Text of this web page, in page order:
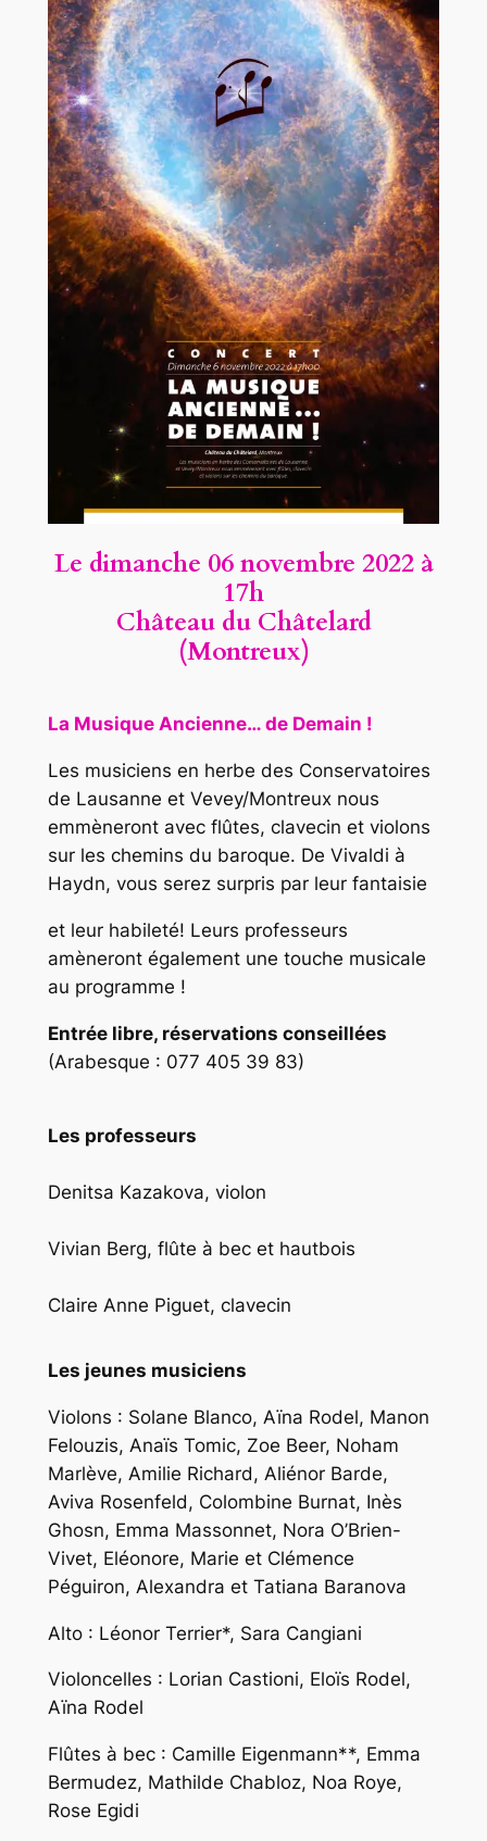
Le dimanche 06 novembre 2022 à
17h
Château du Châtelard
(Montreux)
La Musique Ancienne… de Demain !
Les musiciens en herbe des Conservatoires
de Lausanne et Vevey/Montreux nous
emmèneront avec flûtes, clavecin et violons
sur les chemins du baroque. De Vivaldi à
Haydn, vous serez surpris par leur fantaisie
et leur habileté! Leurs professeurs
amèneront également une touche musicale
au programme !
Entrée libre, réservations conseillées
(Arabesque : 077 405 39 83)
Les professeurs
Denitsa Kazakova, violon
Vivian Berg, flûte à bec et hautbois
Claire Anne Piguet, clavecin
Les jeunes musiciens
Violons : Solane Blanco, Aïna Rodel, Manon
Felouzis, Anaïs Tomic, Zoe Beer, Noham
Marlève, Amilie Richard, Aliénor Barde,
Aviva Rosenfeld, Colombine Burnat, Inès
Ghosn, Emma Massonnet, Nora O’Brien-
Vivet, Eléonore, Marie et Clémence
Péguiron, Alexandra et Tatiana Baranova
Alto : Léonor Terrier*, Sara Cangiani
Violoncelles : Lorian Castioni, Eloïs Rodel,
Aïna Rodel
Flûtes à bec : Camille Eigenmann**, Emma
Bermudez, Mathilde Chabloz, Noa Roye,
Rose Egidi